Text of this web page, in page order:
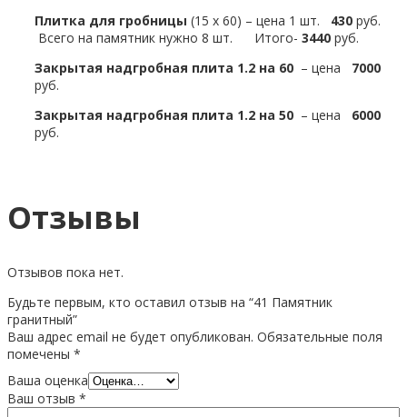
Плитка для гробницы (15 х 60) – цена 1 шт. 430 руб.
Всего на памятник нужно 8 шт. Итого- 3440 руб.
Закрытая надгробная плита 1.2 на 60 – цена 7000
руб.
Закрытая надгробная плита 1.2 на 50 – цена 6000
руб.
Отзывы
Отзывов пока нет.
Будьте первым, кто оставил отзыв на “41 Памятник
гранитный”
Ваш адрес email не будет опубликован. Обязательные поля
помечены *
Ваша оценка
Ваш отзыв *